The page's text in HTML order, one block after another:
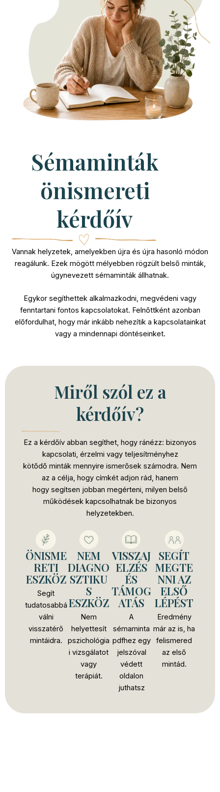
Sémaminták
önismereti
kérdőív
Vannak helyzetek, amelyekben újra és újra hasonló módon
reagálunk. Ezek mögött mélyebben rögzült belső minták,
úgynevezett sémaminták állhatnak.
Egykor segíthettek alkalmazkodni, megvédeni vagy
fenntartani fontos kapcsolatokat. Felnőttként azonban
előfordulhat, hogy már inkább nehezítik a kapcsolatainkat
vagy a mindennapi döntéseinket.
Miről szól ez a
kérdőív?
Ez a kérdőív abban segíthet, hogy ránézz: bizonyos
kapcsolati, érzelmi vagy teljesítményhez
kötődő minták mennyire ismerősek számodra. Nem
az a célja, hogy címkét adjon rád, hanem
hogy segítsen jobban megérteni, milyen belső
működések kapcsolhatnak be bizonyos
helyzetekben.
ÖNISME
RETI
ESZKÖZ
Segít
tudatosabbá
válni
visszatérő
mintáidra.
NEM
DIAGNO
SZTIKU
S
ESZKÖZ
Nem
helyettesít
pszichológia
i vizsgálatot
vagy
terápiát.
VISSZAJ
ELZÉS
ÉS
TÁMOG
ATÁS
A
sémaminta
pdfhez egy
jelszóval
védett
oldalon
juthatsz
SEGÍT
MEGTE
NNI AZ
ELSŐ
LÉPÉST
Eredmény
már az is, ha
felismered
az első
mintád.